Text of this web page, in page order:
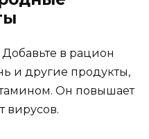
Добавьте в рацион
и другие продукты,
Он повышает
вирусов.